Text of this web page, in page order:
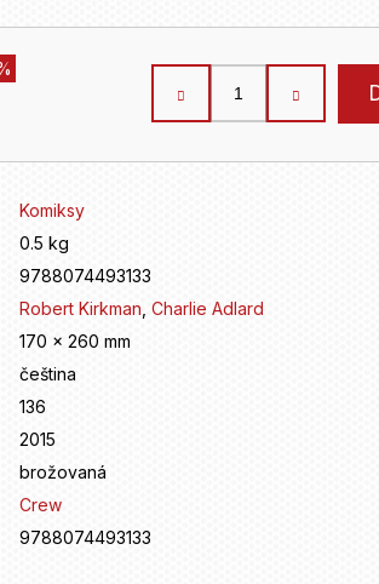
Komiksy
0.5 kg
9788074493133
Robert Kirkman ,Charlie Adlard
170 x 260 mm
čeština
136
2015
brožovaná
Crew
9788074493133